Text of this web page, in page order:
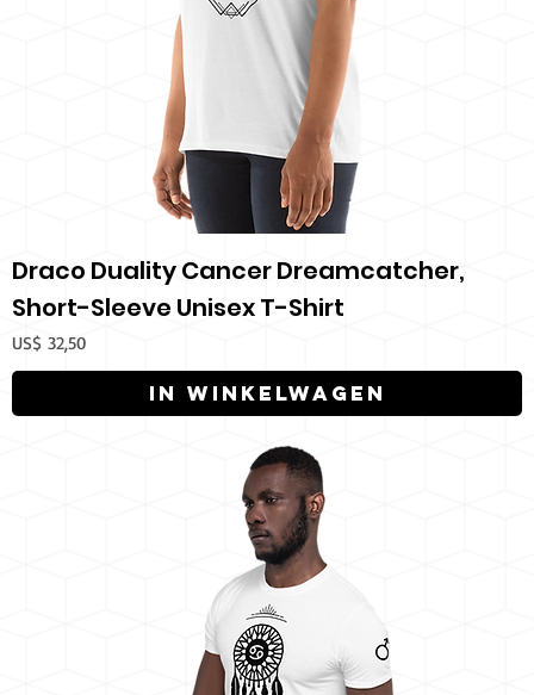
Draco Duality Cancer Dreamcatcher,
Short-Sleeve Unisex T-Shirt
Prijs
US$ 32,50
In winkelwagen